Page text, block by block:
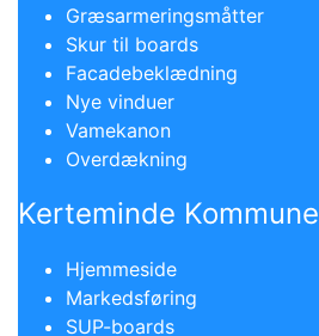
Græsarmeringsmåtter
Skur til boards
Facadebeklædning
Nye vinduer
Vamekanon
Overdækning
​Kerteminde Kommune
Hjemmeside
Markedsføring
SUP-boards